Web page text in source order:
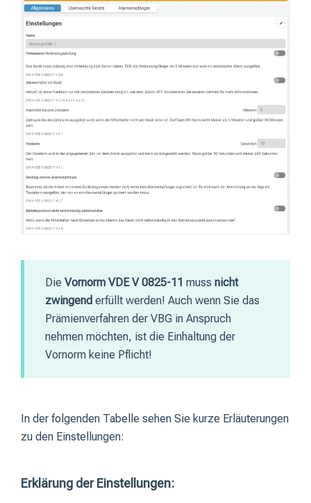
Die Vornorm VDE V 0825-11 muss nicht
zwingend erfüllt werden! Auch wenn Sie das
Prämienverfahren der VBG in Anspruch
nehmen möchten, ist die Einhaltung der
Vornorm keine Pflicht!
In der folgenden Tabelle sehen Sie kurze Erläuterungen
zu den Einstellungen:
Erklärung der Einstellungen: